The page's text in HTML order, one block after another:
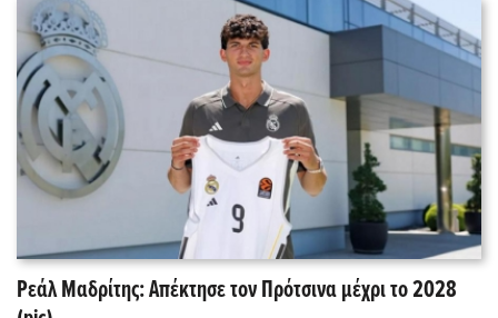
Ρεάλ Μαδρίτης: Απέκτησε τον Πρότσινα μέχρι το 2028